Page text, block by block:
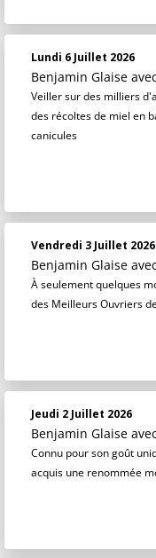
Lundi 6 Juillet 2026
Benjamin Glaise
Veiller sur des milliers
des récoltes de miel en
canicules
Vendredi 3 Juillet 2026
Benjamin Glaise
À seulement quelques
des Meilleurs Ouvriers
Jeudi 2 Juillet 2026
Benjamin Glaise
Connu pour son goût
acquis une renommée